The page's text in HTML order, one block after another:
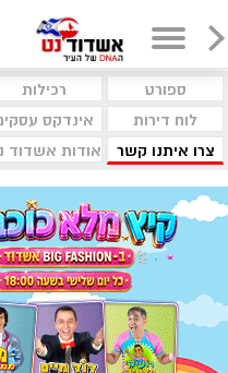
ספורט רכילות
לוח דירות
אינדקס
צרו איתנו קשר
אודות אשדוד